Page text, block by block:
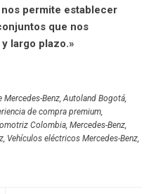
permite establecer
que nos
largo plazo.»
Mercedes-Benz,Autoland Bogotá,
de compra premium,
Colombia, Mercedes-Benz,
, Vehículos eléctricos Mercedes-Benz,